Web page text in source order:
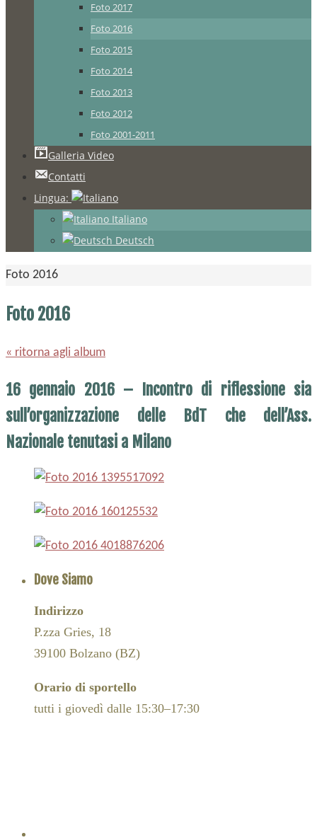
Foto 2017
Foto 2016
Foto 2015
Foto 2014
Foto 2013
Foto 2012
Foto 2001-2011
Galleria Video
Contatti
Lingua:
Italiano
Deutsch
Home
Foto 2016
Foto 2016
« ritorna agli album
16 gennaio 2016 – Incontro di riflessione sia
sull’organizzazione delle BdT che dell’Ass.
Nazionale tenutasi a Milano
Dove Siamo
Indirizzo
P.zza Gries, 18
39100 Bolzano (BZ)
Orario di sportello
tutti i giovedì dalle 15:30–17:30